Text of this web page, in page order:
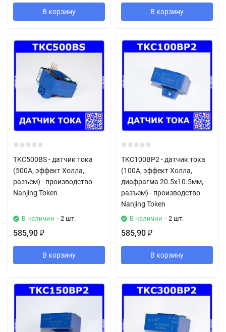
В корзину В корзину
TKC500BS - датчик тока
(500А, эффект Холла,
разъем) - производство
Nanjing Token
В наличии - 2 шт.
585,90 ₽
В корзину
TKC100BP2 - датчик тока
(100А, эффект Холла,
диафрагма 20.5х10.5мм,
разъем) - производство
Nanjing Token
В наличии - 2 шт.
585,90 ₽
В корзину